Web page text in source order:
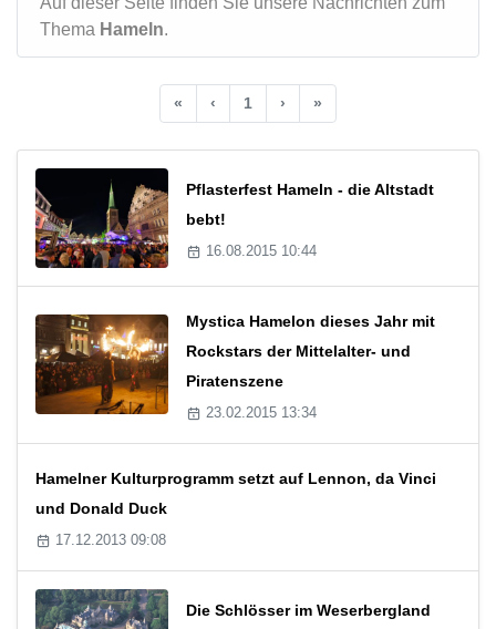
Thema Hameln.
« ‹ 1 › »
Pflasterfest Hameln - die Altstadt
bebt!
16.08.2015 10:44
Mystica Hamelon dieses Jahr mit
Rockstars der Mittelalter- und
Piratenszene
23.02.2015 13:34
Hamelner Kulturprogramm setzt auf Lennon, da Vinci
und Donald Duck
17.12.2013 09:08
Die Schlösser im Weserbergland